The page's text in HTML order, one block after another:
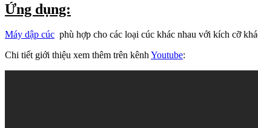
Ứng dụng:
Máy dập cúc phù hợp cho các loại cúc khác nhau với kích cỡ
Chi tiết giới thiệu xem thêm trên kênhYoutube: